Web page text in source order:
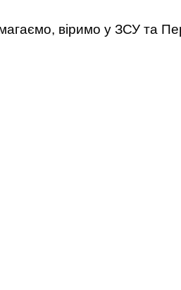
віримо у ЗСУ та